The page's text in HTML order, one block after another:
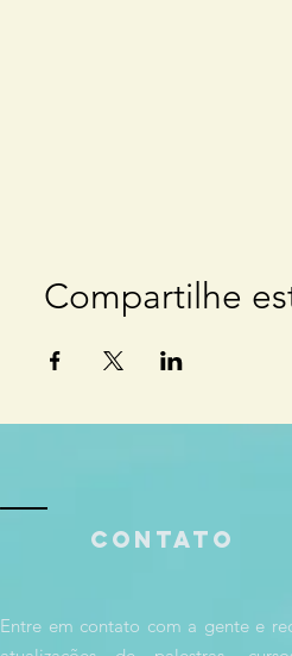
Compartilhe
Contato
Entre em contato com a gente e